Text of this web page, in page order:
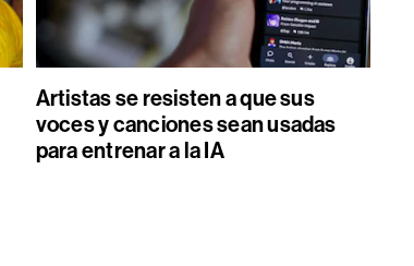
Artistas se resisten a que sus
voces y canciones sean usadas
para entrenar a la IA